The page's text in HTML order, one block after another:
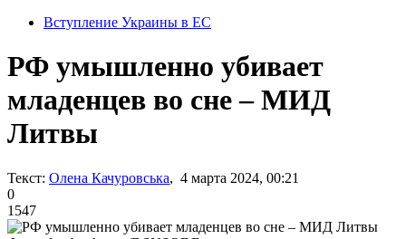
Вступление Украины в ЕС
РФ умышленно убивает
младенцев во сне – МИД
Литвы
Текст: Олена Качуровська, 4 марта 2024, 00:21
0
1547